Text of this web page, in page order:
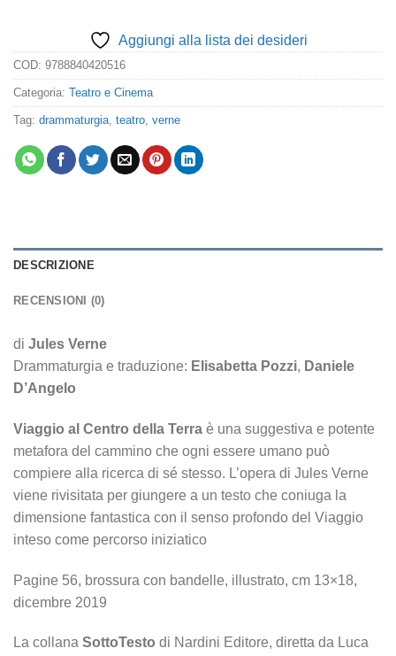
Aggiungi alla lista dei desideri
COD: 9788840420516
Categoria: Teatro e Cinema
Tag: drammaturgia teatro verne
DESCRIZIONE
RECENSIONI (0)
di Jules Verne
Drammaturgia e traduzione: Elisabetta Pozzi, Daniele
D’Angelo
Viaggio al Centro della Terra è una suggestiva e potente
metafora del cammino che ogni essere umano può
compiere alla ricerca di sé stesso. L’opera di Jules Verne
viene rivisitata per giungere a un testo che coniuga la
dimensione fantastica con il senso profondo del Viaggio
inteso come percorso iniziatico
Pagine 56, brossura con bandelle, illustrato, cm 13×18,
dicembre 2019
La collana SottoTesto di Nardini Editore, diretta da Luca